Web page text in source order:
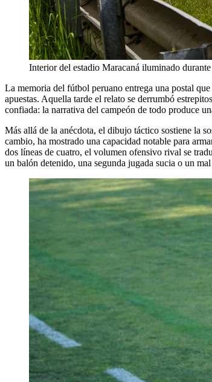
Interior del estadio Maracaná iluminado
La memoria del fútbol peruano entrega una postal
apuestas. Aquella tarde el relato se derrumbó
confiada: la narrativa del campeón de todo produce
Más allá de la anécdota, el dibujo táctico sostiene la
cambio, ha mostrado una capacidad notable para
dos líneas de cuatro, el volumen ofensivo rival se
un balón detenido, una segunda jugada sucia o un mal